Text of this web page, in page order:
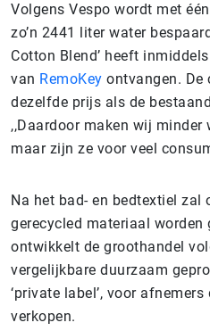
Volgens Vespo wordt met
zo’n 2441 liter water
Cotton Blend’ heeft
van RemoKey ontvangen. De
dezelfde prijs als de
,,Daardoor maken wij minder
maar zijn ze voor veel
Na het bad- en bedtextiel zal
gerecycled materiaal worden
ontwikkelt de groothandel
vergelijkbare duurzaam
‘private label’, voor
verkopen.